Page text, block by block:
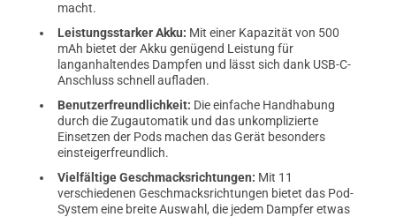
macht.
Leistungsstarker Akku: Mit einer Kapazität von 500
mAh bietet der Akku genügend Leistung für
langanhaltendes Dampfen und lässt sich dank USB-C-
Anschluss schnell aufladen.
Benutzerfreundlichkeit: Die einfache Handhabung
durch die Zugautomatik und das unkomplizierte
Einsetzen der Pods machen das Gerät besonders
einsteigerfreundlich.
Vielfältige Geschmacksrichtungen: Mit 11
verschiedenen Geschmacksrichtungen bietet das Pod-
System eine breite Auswahl, die jedem Dampfer etwas